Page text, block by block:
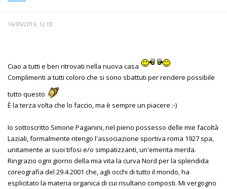
16/05/2019, 12:03
Ciao a tutti e ben ritrovati nella nuova casa
Complimenti a tutti coloro che si sono sbattuti per rendere possibile
tutto questo
È la terza volta che lo faccio, ma è sempre un piacere :-)
Io sottoscritto Simone Paganini, nel pieno possesso delle mie facoltà
Laziali, formalmente ritengo l'associazione sportiva roma 1927 spa,
unitamente ai suoi tifosi e/o simpatizzanti, un'emerita merda.
Ringrazio ogni giorno della mia vita la curva Nord per la splendida
coreografia del 29.4.2001 che, agli occhi di tutto il mondo, ha
esplicitato la materia organica di cui risultano composti. Mi vergogno